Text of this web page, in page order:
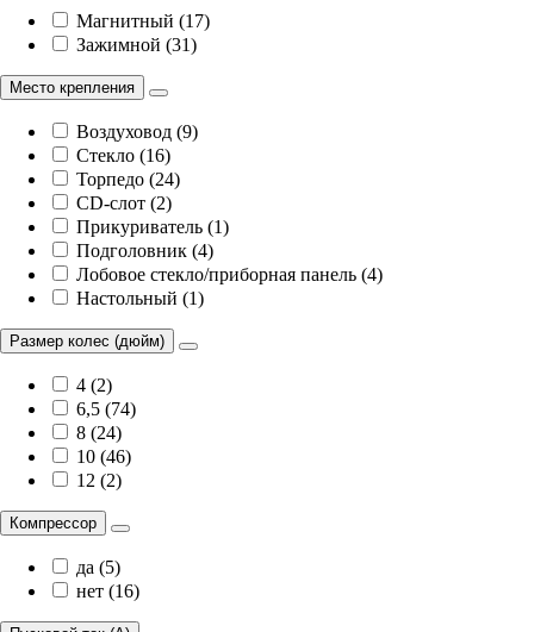
Магнитный (17)
Зажимной (31)
Место крепления
Воздуховод (9)
Стекло (16)
Торпедо (24)
CD-слот (2)
Прикуриватель (1)
Подголовник (4)
Лобовое стекло/приборная панель (4)
Настольный (1)
Размер колес (дюйм)
4 (2)
6,5 (74)
8 (24)
10 (46)
12 (2)
Компрессор
да (5)
нет (16)